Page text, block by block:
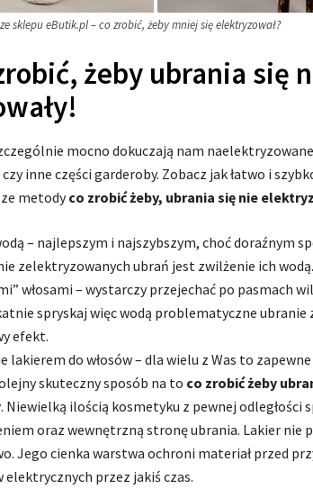
sklepu eButik.pl – co zrobić, żeby mniej się elektryzował?
żeby ubrania się
mocno dokuczają nam
inne części garderoby. Zobacz jak łatwo i
metodyco zrobić żeby, ubrania się nie
– najlepszym i najszybszym, choć doraźnym
zelektryzowanych ubrań jest zwilżenie ich
włosami – wystarczy przejechać po pasmach
spryskaj więc wodą problematyczne ubranie
efekt.
lakierem do włosów – dla wielu z Was to
skuteczny sposób na to co zrobić żeby
. Niewielką ilością kosmetyku z pewnej odległości
oraz wewnętrzną stronę ubrania. Lakier nie
Jego cienka warstwa ochroni materiał przed
elektrycznych przez jakiś czas.